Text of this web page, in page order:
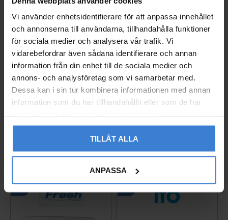
Vi använder enhetsidentifierare för att anpassa innehållet
och annonserna till användarna, tillhandahålla funktioner
för sociala medier och analysera vår trafik. Vi
vidarebefordrar även sådana identifierare och annan
information från din enhet till de sociala medier och
annons- och analysföretag som vi samarbetar med.
Dessa kan i sin tur kombinera informationen med annan
information som du har tillhandahållit eller som de har
TILLÅT ALLA
ANPASSA
Ajax Hub 2 Plus Central
enhet Vit (4G / Wi-Fi)
Vägguttag Exxact 2-väg
s Infälld Jord Schneide